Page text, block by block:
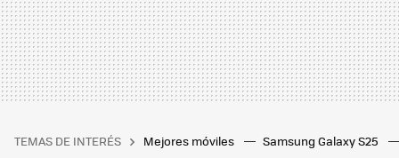
TEMAS DE INTERÉS Mejores móviles Samsung Galaxy S25